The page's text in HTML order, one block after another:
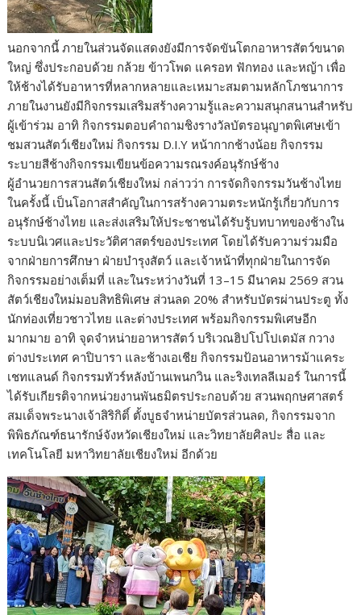
นอกจากนี้ ภายในส่วนจัดแสดงยังมีการจัดขันโตกอาหารสัตว์ขนาด
ใหญ่ ซึ่งประกอบด้วย กล้วย ข้าวโพด แครอท ฟักทอง และหญ้า เพื่อ
ให้ช้างได้รับอาหารที่หลากหลายและเหมาะสมตามหลักโภชนาการ
ภายในงานยังมีกิจกรรมเสริมสร้างความรู้และความสนุกสนานสำหรับ
ผู้เข้าร่วม อาทิ กิจกรรมตอบคำถามชิงรางวัลบัตรอนุญาตพิเศษเข้า
ชมสวนสัตว์เชียงใหม่ กิจกรรม D.I.Y หน้ากากช้างน้อย กิจกรรม
ระบายสีช้างกิจกรรมเขียนข้อความรณรงค์อนุรักษ์ช้าง
ผู้อำนวยการสวนสัตว์เชียงใหม่ กล่าวว่า การจัดกิจกรรมวันช้างไทย
ในครั้งนี้ เป็นโอกาสสำคัญในการสร้างความตระหนักรู้เกี่ยวกับการ
อนุรักษ์ช้างไทย และส่งเสริมให้ประชาชนได้รับรู้บทบาทของช้างใน
ระบบนิเวศและประวัติศาสตร์ของประเทศ โดยได้รับความร่วมมือ
จากฝ่ายการศึกษา ฝ่ายบำรุงสัตว์ และเจ้าหน้าที่ทุกฝ่ายในการจัด
กิจกรรมอย่างเต็มที่ และในระหว่างวันที่ 13–15 มีนาคม 2569 สวน
สัตว์เชียงใหม่มอบสิทธิพิเศษ ส่วนลด 20% สำหรับบัตรผ่านประตู ทั้ง
นักท่องเที่ยวชาวไทย และต่างประเทศ พร้อมกิจกรรมพิเศษอีก
มากมาย อาทิ จุดจำหน่ายอาหารสัตว์ บริเวณฮิปโปโปเตมัส กวาง
ต่างประเทศ คาปิบารา และช้างเอเชีย กิจกรรมป้อนอาหารม้าแคระ
เชทแลนด์ กิจกรรมทัวร์หลังบ้านเพนกวิน และริงเทลลีเมอร์ ในการนี้
ได้รับเกียรติจากหน่วยงานพันธมิตรประกอบด้วย สวนพฤกษศาสตร์
สมเด็จพระนางเจ้าสิริกิติ์ ตั้งบูธจำหน่ายบัตรส่วนลด, กิจกรรมจาก
พิพิธภัณฑ์ธนารักษ์จังหวัดเชียงใหม่ และวิทยาลัยศิลปะ สื่อ และ
เทคโนโลยี มหาวิทยาลัยเชียงใหม่ อีกด้วย